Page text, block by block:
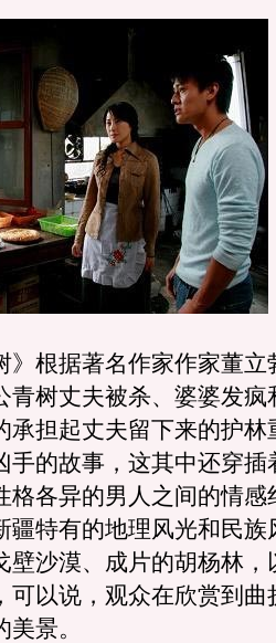
根据著名作家作家董立
青树丈夫被杀、婆婆发疯
承担起丈夫留下来的护林
手的故事，这其中还穿插
格各异的男人之间的情感
疆特有的地理风光和民族
壁沙漠、成片的胡杨林，
可以说，观众在欣赏到曲
景。